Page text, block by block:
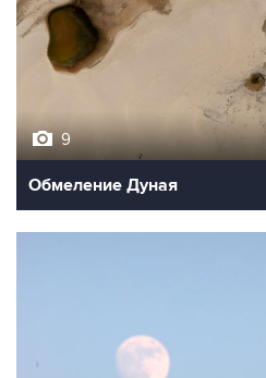
9
Обмеление Дуная